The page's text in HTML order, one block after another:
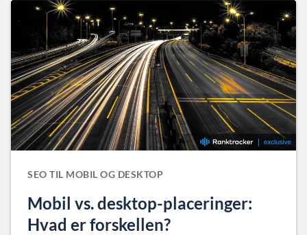
SEO TIL MOBIL OG DESKTOP
Mobil vs. desktop-placeringer:
Hvad er forskellen?